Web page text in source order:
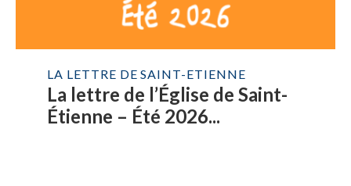
LA LETTRE DE SAINT-ETIENNE
La lettre de l’Église de Saint-
Étienne – Été 2026...